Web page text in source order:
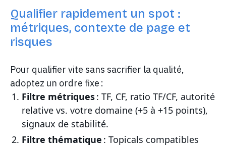
Qualifier rapidement un spot :
métriques, contexte de page et
risques
Pour qualifier vite sans sacrifier la qualité,
adoptez un ordre fixe :
Filtre métriques: TF, CF, ratio TF/CF, autorité
relative vs. votre domaine (+5 à +15 points),
signaux de stabilité.
Filtre thématique : Topicals compatibles